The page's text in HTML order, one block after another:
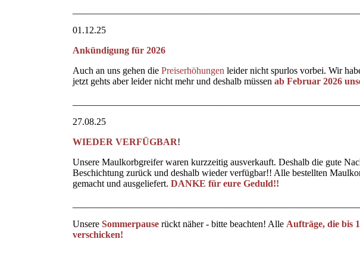
01.12.25
Ankündigung für 2026
Auch an uns gehen die Preiserhöhungen leider nicht spurlos vorbei. Wir
jetzt gehts aber leider nicht mehr und deshalb müssen ab Februar 2026
27.08.25
WIEDER VERFÜGBAR!
Unsere Maulkorbgreifer waren kurzzeitig ausverkauft. Deshalb die gute
Beschichtung zurück und deshalb wieder verfügbar!! Alle bestellten
gemacht und ausgeliefert. DANKE für eure Geduld!!
Unsere Sommerpause rückt näher - bitte beachten! Alle Aufträge, die bis
verschicken!